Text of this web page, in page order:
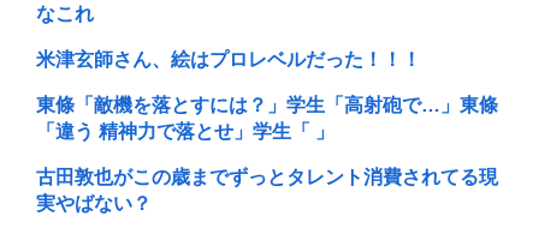
なこれ
米津玄師さん、絵はプロレベルだった！！！
東條「敵機を落とすには？」学生「高射砲で…」東條
「違う 精神力で落とせ」学生「 」
古田敦也がこの歳までずっとタレント消費されてる現
実やばない？